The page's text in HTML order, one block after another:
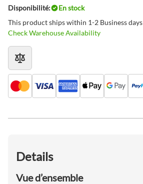
Disponibilité:
En stock
This product ships within 1-2 Business days
Check Warehouse Availability
Details
Vue d’ensemble